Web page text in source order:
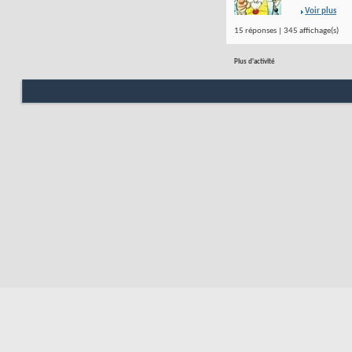
Voir plus
15 réponses | 345 affichage(s)
Plus d'activité